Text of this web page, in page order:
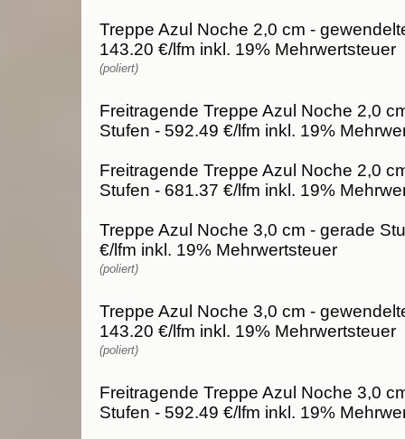
Treppe Azul Noche 2,0 cm -
143.20 €/lfm inkl. 19% Mehrwertsteuer
(poliert)
Freitragende Treppe Azul Noche 2,0
Stufen - 592.49 €/lfm inkl. 19%
Freitragende Treppe Azul Noche 2,0
Stufen - 681.37 €/lfm inkl. 19%
Treppe Azul Noche 3,0 cm - gerade
€/lfm inkl. 19% Mehrwertsteuer
(poliert)
Treppe Azul Noche 3,0 cm -
143.20 €/lfm inkl. 19% Mehrwertsteuer
(poliert)
Freitragende Treppe Azul Noche 3,0
Stufen - 592.49 €/lfm inkl. 19%